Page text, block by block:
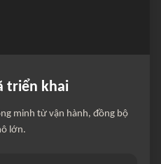
triển khai
minh từ vận hành, đồng bộ
lớn.